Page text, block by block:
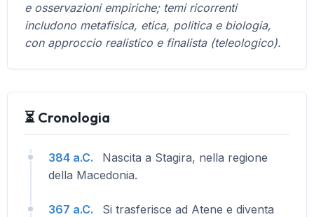
e osservazioni empiriche; temi ricorrenti
includono metafisica, etica, politica e biologia,
con approccio realistico e finalista (teleologico).
⏳ Cronologia
384 a.C.
Nascita a Stagira, nella regione
della Macedonia.
367 a.C.
Si trasferisce ad Atene e diventa